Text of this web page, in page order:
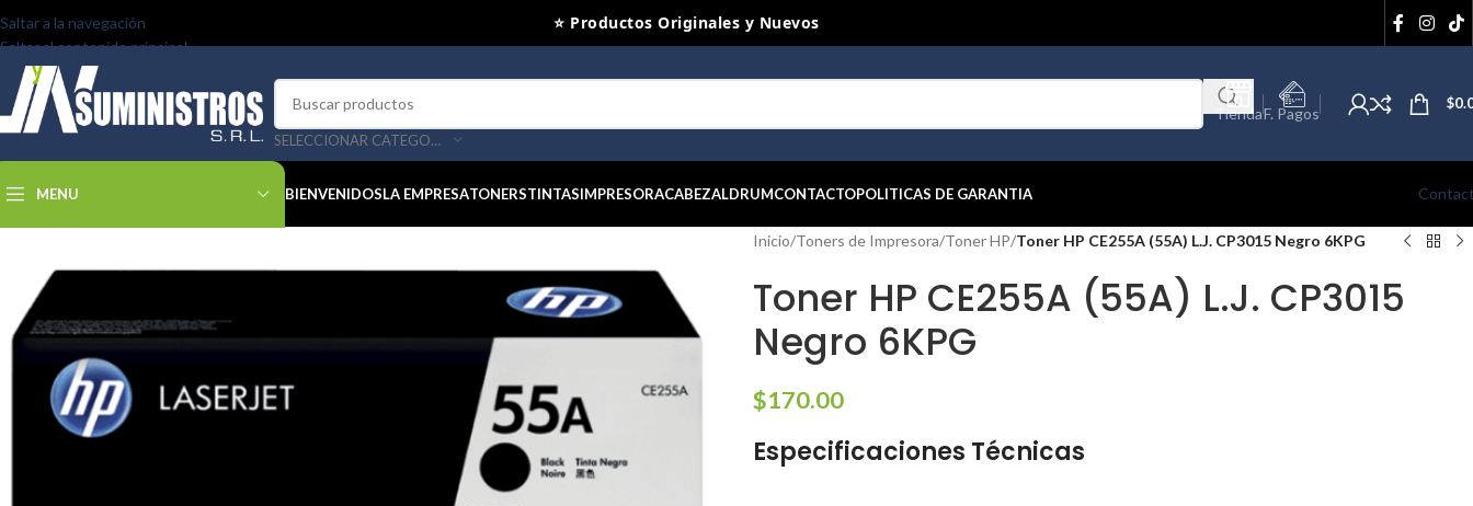
Saltar a la navegación
Saltar al contenido principal
⭐ Productos Originales y Nuevos
SELECCIONAR CATEGORÍA
TiendaF. Pagos
$
MENU BIENVENIDOSLA EMPRESATONERSTINTASIMPRESORACABEZALDRUMCONTACTOPOLITICAS DE GARANTIA
Inicio/Toners de Impresora/Toner HP/Toner HP CE255A (55A) L.J. CP3015 Negro 6KPG
Toner HP CE255A (55A) L.J. CP3015
Negro 6KPG
$170.00
Especificaciones Técnicas